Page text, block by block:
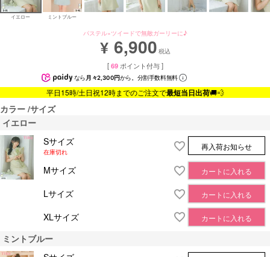
イエロー ミントブルー
パステル×ツイードで無敵ガーリーに♪
¥ 6,900 税込
[ 69 ポイント付与 ]
なら月々2,300円から。分割手数料無料
平日15時/土日祝12時までのご注文で最短当日出荷🚚💨
カラー サイズ
イエロー
Sサイズ
在庫切れ
再入荷お知らせ
Mサイズ カートに入れる
Lサイズ カートに入れる
XLサイズ カートに入れる
ミントブルー